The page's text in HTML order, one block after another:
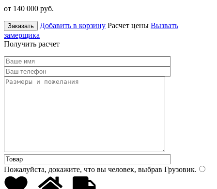
от 140 000 руб.
Заказать Добавить в корзину Расчет цены Вызвать
замерщика
Получить расчет
Пожалуйста, докажите, что вы человек, выбрав Грузовик.